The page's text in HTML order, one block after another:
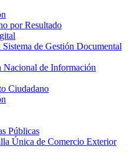
por Resultado
de Gestión Documental
Nacional de Información
Ciudadano
Públicas
Única de Comercio Exterior